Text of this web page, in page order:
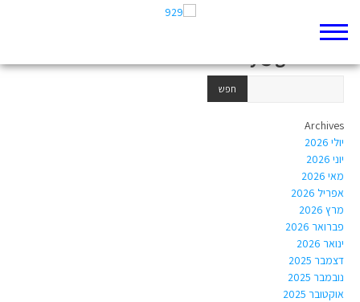
Author Archives:
Archives
יולי 2026
יוני 2026
מאי 2026
אפריל 2026
מרץ 2026
פברואר 2026
ינואר 2026
דצמבר 2025
נובמבר 2025
אוקטובר 2025